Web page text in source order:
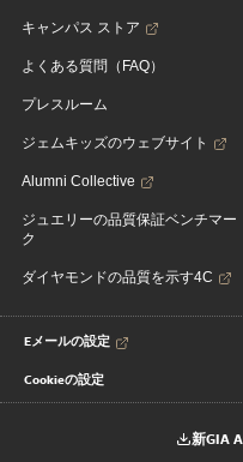
キャンパス ストア
よくある質問（FAQ）
プレスルーム
ジェムキッズのウェブサイト
Alumni Collective
ジュエリーの品質保証ベンチマー
ク
ダイヤモンドの品質を示す4C
Eメールの設定
Cookieの設定
新GIA